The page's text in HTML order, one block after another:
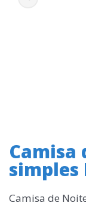
Camisa
simples
Camisa de